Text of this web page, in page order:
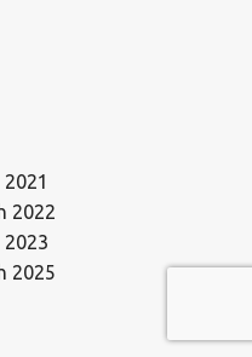
2022
2025